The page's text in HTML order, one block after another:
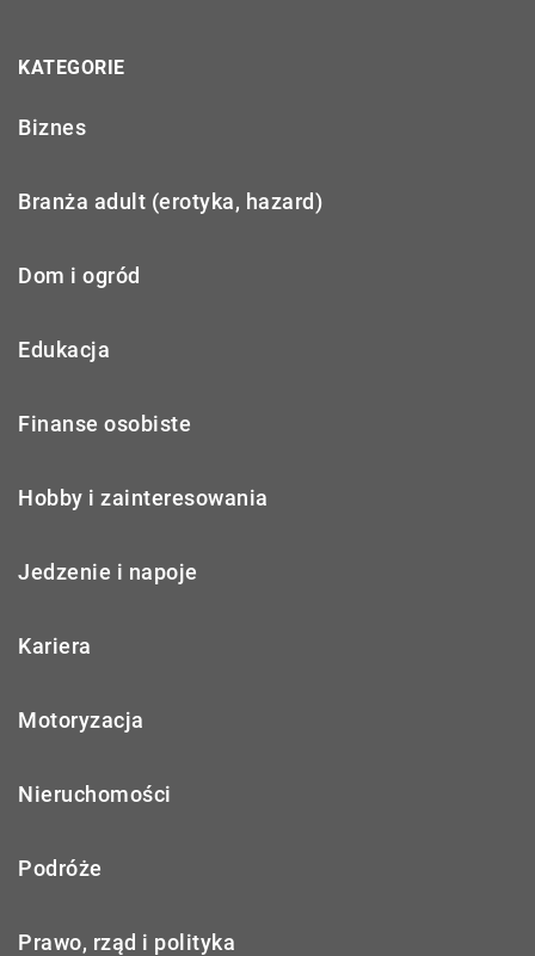
KATEGORIE
Biznes
Branża adult (erotyka, hazard)
Dom i ogród
Edukacja
Finanse osobiste
Hobby i zainteresowania
Jedzenie i napoje
Kariera
Motoryzacja
Nieruchomości
Podróże
Prawo, rząd i polityka